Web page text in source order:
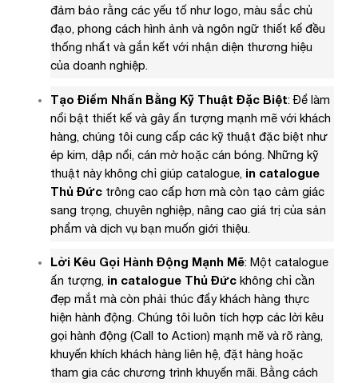
đảm bảo rằng các yếu tố như logo, màu sắc chủ
đạo, phong cách hình ảnh và ngôn ngữ thiết kế đều
thống nhất và gắn kết với nhận diện thương hiệu
của doanh nghiệp.
Tạo Điểm Nhấn Bằng Kỹ Thuật Đặc Biệt: Để làm
nổi bật thiết kế và gây ấn tượng mạnh mẽ với khách
hàng, chúng tôi cung cấp các kỹ thuật đặc biệt như
ép kim, dập nổi, cán mờ hoặc cán bóng. Những kỹ
thuật này không chỉ giúp catalogue, in catalogue
Thủ Đức trông cao cấp hơn mà còn tạo cảm giác
sang trọng, chuyên nghiệp, nâng cao giá trị của sản
phẩm và dịch vụ bạn muốn giới thiệu.
Lời Kêu Gọi Hành Động Mạnh Mẽ: Một catalogue
ấn tượng, in catalogue Thủ Đức không chỉ cần
đẹp mắt mà còn phải thúc đẩy khách hàng thực
hiện hành động. Chúng tôi luôn tích hợp các lời kêu
gọi hành động (Call to Action) mạnh mẽ và rõ ràng,
khuyến khích khách hàng liên hệ, đặt hàng hoặc
tham gia các chương trình khuyến mãi. Bằng cách